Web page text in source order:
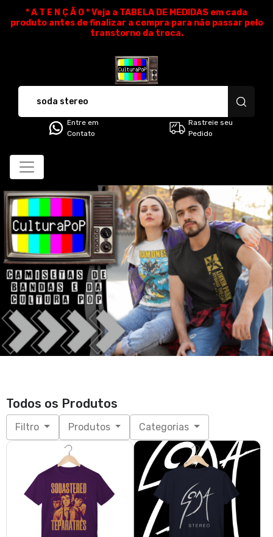
* A T E N Ç Ã O * Veja a TABELA DE MEDIDAS em cada
produto antes de finalizar a compra para não passar pelo
transtorno da troca.
Entre em
Contato
Rastreie seu
Pedido
Todos os Produtos
Filtro Produtos Categorias